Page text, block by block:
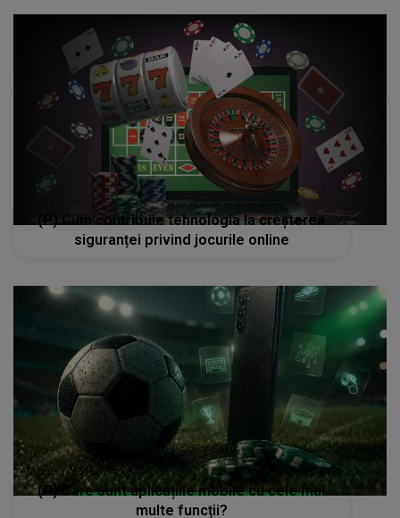
(P) Cum contribuie tehnologia la creșterea
siguranței privind jocurile online
(P) Care sunt aplicațiile mobile cu cele mai
multe funcții?